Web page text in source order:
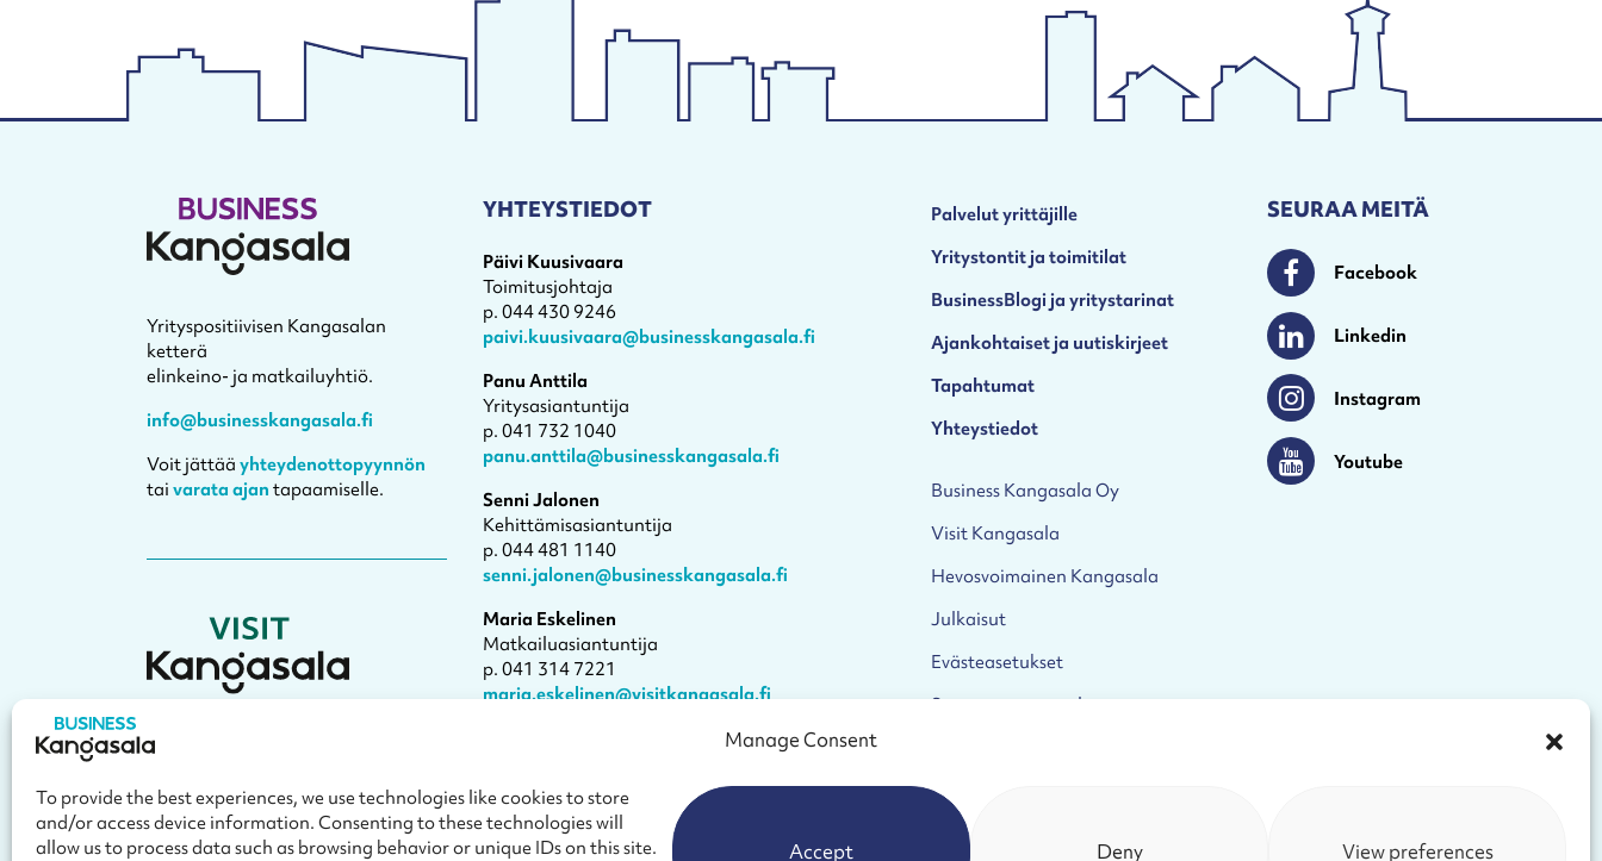
Manage Consent
To provide the best experiences, we use technologies like cookies to store
and/or access device information. Consenting to these technologies will
allow us to process data such as browsing behavior or unique IDs on this site.
Accept Deny View preferences
Yrityspositiivisen Kangasalan
ketterä
elinkeino- ja matkailuyhtiö.
info@businesskangasala.fi
Voit jättääyhteydenottopyynnön
taivarata ajantapaamiselle.
Visit Kangasala on oppaasi
– Kesäpäivän kulttuurikaupunkiin.
toimisto@visitkangasala.fi
YHTEYSTIEDOT
Päivi Kuusivaara
Toimitusjohtaja
p. 044 430 9246
paivi.kuusivaara@businesskangasala.fi
Panu Anttila
Yritysasiantuntija
p. 041 732 1040
panu.anttila@businesskangasala.fi
Senni Jalonen
Kehittämisasiantuntija
p. 044 481 1140
senni.jalonen@businesskangasala.fi
Maria Eskelinen
Matkailuasiantuntija
p. 041 314 7221
maria.eskelinen@visitkangasala.fi
Palvelut yrittäjille
Yritystontit ja toimitilat
BusinessBlogi ja yritystarinat
Ajankohtaiset ja uutiskirjeet
Tapahtumat
Yhteystiedot
Business Kangasala Oy
Visit Kangasala
Hevosvoimainen Kangasala
Julkaisut
Evästeasetukset
Saavutettavuusseloste
SEURAA MEITÄ
FacebookFacebook
LinkedinLinkedin
InstagramInstagram
Youtube Youtube